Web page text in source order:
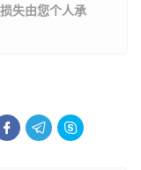
失由您个人承
  